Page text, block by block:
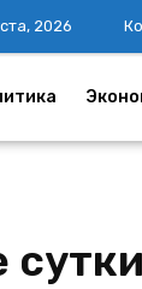
2026